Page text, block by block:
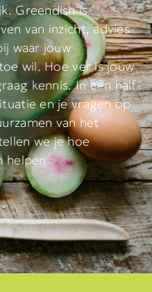
Greendish is
van inzicht, advies
waar jouw
wil. Hoe ver is jouw
kennis. In een half
en je vragen op
van het
we je hoe
helpen.